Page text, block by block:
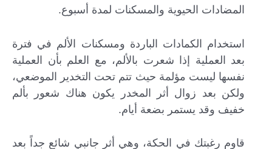
المضادات الحيوية والمسكنات لمدة أسبوع.
استخدام الكمادات الباردة ومسكنات الألم في فترة
بعد العملية إذا شعرت بالألم، مع العلم بأن العملية
نفسها ليست مؤلمة حيث تتم تحت التخدير الموضعي،
ولكن بعد زوال أثر المخدر يكون هناك شعور بألم
خفيف وقد يستمر بضعة أيام.
قاوم رغبتك في الحكة، وهي أثر جانبي شائع جداً بعد